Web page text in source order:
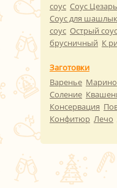
соус Соус Цезарь
Соус для
соус Острый соус
брусничный К
Заготовки
Варенье
Соление
Консервация
Конфитюр Лечо